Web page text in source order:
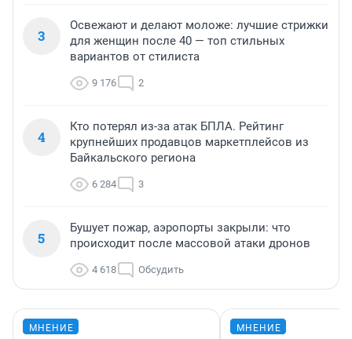
3
Освежают и делают моложе: лучшие стрижки
для женщин после 40 — топ стильных
вариантов от стилиста
9 176 2
4
Кто потерял из-за атак БПЛА. Рейтинг
крупнейших продавцов маркетплейсов из
Байкальского региона
6 284 3
5
Бушует пожар, аэропорты закрыли: что
происходит после массовой атаки дронов
4 618 Обсудить
МНЕНИЕ МНЕНИЕ